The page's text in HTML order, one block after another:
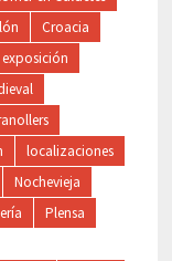
Croacia
exposición
localizaciones
Nochevieja
Plensa